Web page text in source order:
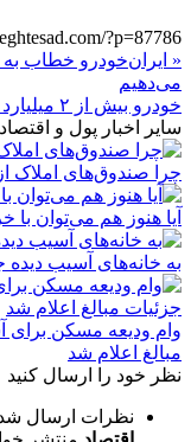
?p=87786
« ایران‌خودرو خطاب
می‌دهیم
خودرو بیش از ۲ میلیارد دلار ارز گرفت »
سایر اخبار پول و
چرا صندوق‌های املاک
آیا هنوز هم می‌توان با
به خانه‌های آسیب
وام ودیعه مسکن
مبالغ اعلام شد
نظر خود را ارسال کنید
نظرات ارسال